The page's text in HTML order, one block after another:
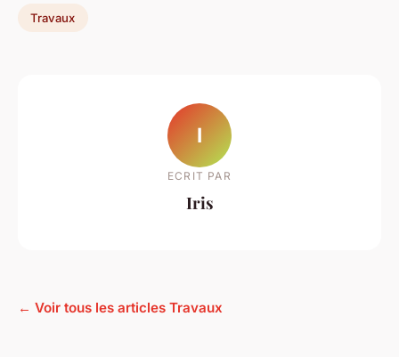
Travaux
I
ECRIT PAR
Iris
← Voir tous les articles Travaux